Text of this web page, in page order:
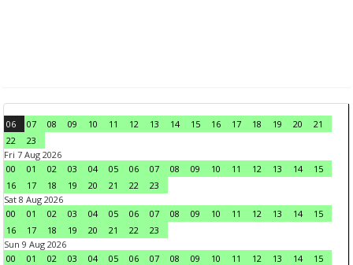
06 07 08 09 10 11 12 13 14 15 16 17 18 19 20
21
22
23
Fri 7 Aug 2026
00
01 02 03 04 05 06 07 08 09 10 11 12 13 14
15
16
17 18 19 20 21 22
23
Sat 8 Aug 2026
00
01 02 03 04 05 06 07 08 09 10 11 12 13 14
15
16
17 18 19 20 21 22
23
Sun 9 Aug 2026
00
01 02 03 04 05 06 07 08 09 10 11 12 13 14
15